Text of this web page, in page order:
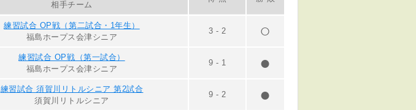
相手チーム
練習試合 OP戦（第二試合・1年生）
福島ホープス会津シニア
3 - 2
練習試合 OP戦（第一試合）
福島ホープス会津シニア
9 - 1
練習試合 須賀川リトルシニア 第2試合
須賀川リトルシニア
9 - 2